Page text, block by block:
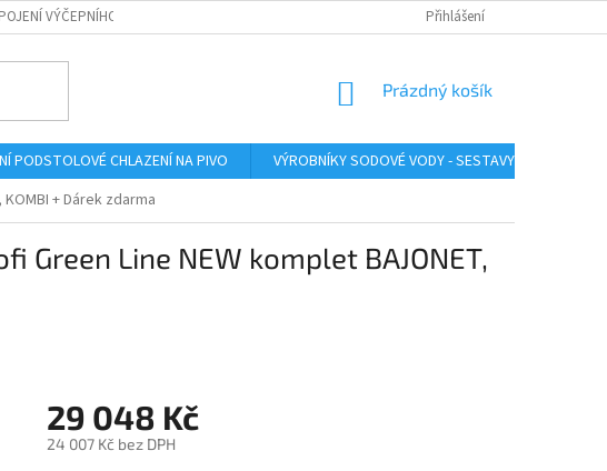
VÝČEPNÍHO ZAŘÍZENÍ INSTRUKTÁŽNÍ VIDEA
Přihlášení
NÁKUPNÍ
Prázdný košík
PODSTOLOVÉ CHLAZENÍ NA PIVO VÝROBNÍKY SODOVÉ VODY - SESTAVY
+ Dárek zdarma
Green Line NEW komplet BAJONET,
29 048 Kč
24 007 Kč bez DPH